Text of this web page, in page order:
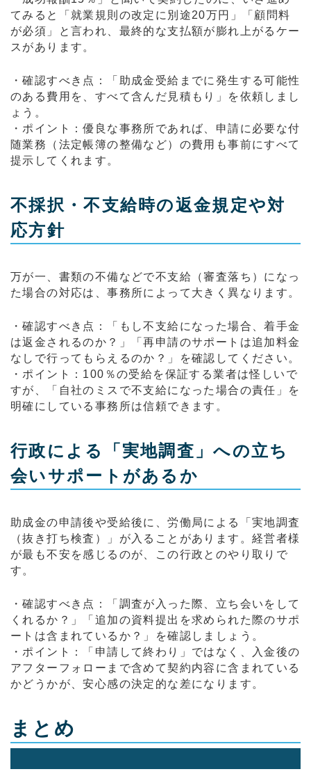
てみると「就業規則の改定に別途20万円」「顧問料
が必須」と言われ、最終的な支払額が膨れ上がるケー
スがあります。
・確認すべき点：「助成金受給までに発生する可能性
のある費用を、すべて含んだ見積もり」を依頼しまし
ょう。
・ポイント：優良な事務所であれば、申請に必要な付
随業務（法定帳簿の整備など）の費用も事前にすべて
提示してくれます。
不採択・不支給時の返金規定や対
応方針
万が一、書類の不備などで不支給（審査落ち）になっ
た場合の対応は、事務所によって大きく異なります。
・確認すべき点：「もし不支給になった場合、着手金
は返金されるのか？」「再申請のサポートは追加料金
なしで行ってもらえるのか？」を確認してください。
・ポイント：100％の受給を保証する業者は怪しいで
すが、「自社のミスで不支給になった場合の責任」を
明確にしている事務所は信頼できます。
行政による「実地調査」への立ち
会いサポートがあるか
助成金の申請後や受給後に、労働局による「実地調査
（抜き打ち検査）」が入ることがあります。経営者様
が最も不安を感じるのが、この行政とのやり取りで
す。
・確認すべき点：「調査が入った際、立ち会いをして
くれるか？」「追加の資料提出を求められた際のサポ
ートは含まれているか？」を確認しましょう。
・ポイント：「申請して終わり」ではなく、入金後の
アフターフォローまで含めて契約内容に含まれている
かどうかが、安心感の決定的な差になります。
まとめ